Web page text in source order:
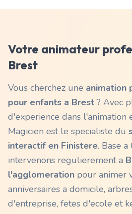
Votre animateur
Brest
Vous cherchez une animation
pour enfants a Brest? Avec
d'experience dans l'animation
Magicien est le specialiste du
interactif en Finistere. Base
intervenons regulierement a
l'agglomeration pour animer
anniversaires a domicile,
d'entreprise, fetes d'ecole et